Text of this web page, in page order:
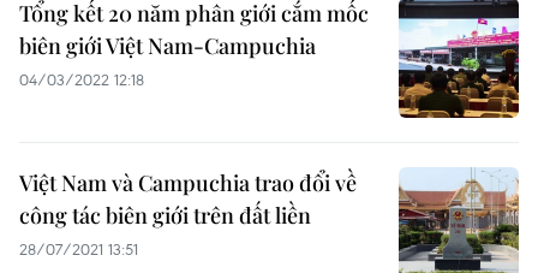
Tổng kết 20 năm phân giới cắm mốc
biên giới Việt Nam-Campuchia
04/03/2022 12:18
Việt Nam và Campuchia trao đổi về
công tác biên giới trên đất liền
28/07/2021 13:51